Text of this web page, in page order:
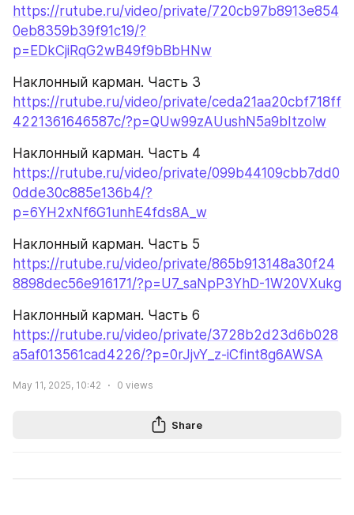
https://rutube.ru/video/private/720cb97b8913e854
0eb8359b39f91c19/?
p=EDkCjiRqG2wB49f9bBbHNw
Наклонный карман. Часть 3
https://rutube.ru/video/private/ceda21aa20cbf718ff
4221361646587c/?p=QUw99zAUushN5a9bItzolw
Наклонный карман. Часть 4
https://rutube.ru/video/private/099b44109cbb7dd0
0dde30c885e136b4/?
p=6YH2xNf6G1unhE4fds8A_w
Наклонный карман. Часть 5
https://rutube.ru/video/private/865b913148a30f24
8898dec56e916171/?p=U7_saNpP3YhD-1W20VXukg
Наклонный карман. Часть 6
https://rutube.ru/video/private/3728b2d23d6b028
a5af013561cad4226/?p=0rJjvY_z-iCfint8g6AWSA
May 11, 2025, 10:42 0 views
Share